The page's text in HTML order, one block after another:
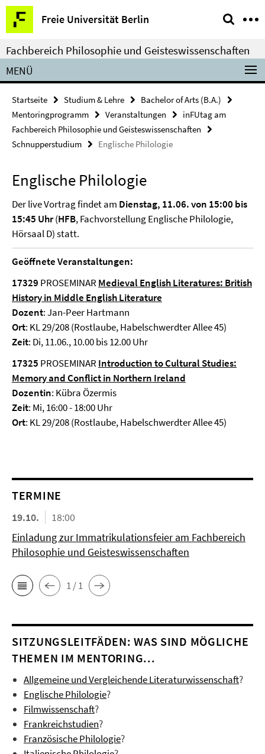
Springe
direkt
zu
Inhalt
Freie Universität Berlin
Service-
Navigation
Fachbereich Philosophie und Geisteswissenschaften
MENÜ
Startseite Studium & Lehre
Bachelor of Arts (B.A.)
Mentoringprogramm
Veranstaltungen
inFUtag am
Fachbereich Philosophie und Geisteswissenschaften
Schnupperstudium
Englische Philologie
Englische Philologie
Der live Vortrag findet am Dienstag, 11.06. von 15:00 bis
15:45 Uhr(HFB, Fachvorstellung Englische Philologie,
Hörsaal D) statt.
Geöffnete Veranstaltungen:
17329 PROSEMINAR Medieval English Literatures: British
History in Middle English Literature
Dozent: Jan-Peer Hartmann
Ort: KL 29/208 (Rostlaube, Habelschwerdter Allee 45)
Zeit: Di, 11.06., 10.00 bis 12.00 Uhr
17325 PROSEMINAR Introduction to Cultural Studies:
Memory and Conflict in Northern Ireland
Dozentin: Kübra Özermis
Zeit: Mi, 16:00 - 18:00 Uhr
Ort: KL 29/208 (Rostlaube, Habelschwerdter Allee 45)
TERMINE
19.10.
18:00
Einladung zur Immatrikulationsfeier am Fachbereich
Philosophie und Geisteswissenschaften
1 / 1
SITZUNGSLEITFÄDEN: WAS SIND MÖGLICHE
THEMEN IM MENTORING...
Allgemeine und Vergleichende Literaturwissenschaft?
Englische Philologie?
Filmwissenschaft?
Frankreichstudien?
Französische Philologie?